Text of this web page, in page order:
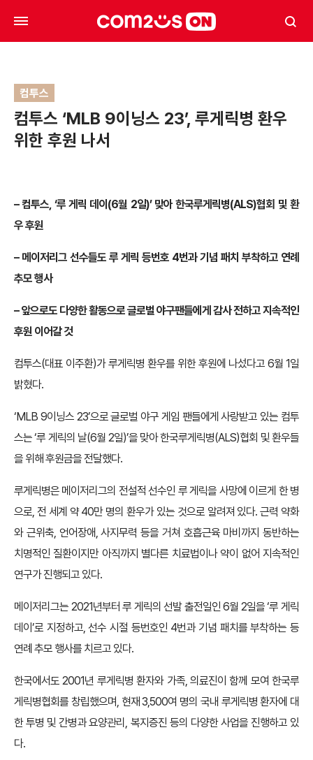
컴투스
컴투스 ‘MLB 9이닝스 23’, 루게릭병 환우
위한 후원 나서
– 컴투스, ‘루 게릭 데이(6월 2일)’ 맞아 한국루게릭병(ALS)협회 및 환
우 후원
– 메이저리그 선수들도 루 게릭 등번호 4번과 기념 패치 부착하고 연례
추모 행사
– 앞으로도 다양한 활동으로 글로벌 야구팬들에게 감사 전하고 지속적인
후원 이어갈 것
컴투스(대표 이주환)가 루게릭병 환우를 위한 후원에 나섰다고 6월 1일
밝혔다.
‘MLB 9이닝스 23’으로 글로벌 야구 게임 팬들에게 사랑받고 있는 컴투
스는 ‘루 게릭의 날(6월 2일)’을 맞아 한국루게릭병(ALS)협회 및 환우들
을 위해 후원금을 전달했다.
루게릭병은 메이저리그의 전설적 선수인 루 게릭을 사망에 이르게 한 병
으로, 전 세계 약 40만 명의 환우가 있는 것으로 알려져 있다. 근력 약화
와 근위축, 언어장애, 사지무력 등을 거쳐 호흡근육 마비까지 동반하는
치명적인 질환이지만 아직까지 별다른 치료법이나 약이 없어 지속적인
연구가 진행되고 있다.
메이저리그는 2021년부터 루 게릭의 선발 출전일인 6월 2일을 ‘루 게릭
데이’로 지정하고, 선수 시절 등번호인 4번과 기념 패치를 부착하는 등
연례 추모 행사를 치르고 있다.
한국에서도 2001년 루게릭병 환자와 가족, 의료진이 함께 모여 한국루
게릭병협회를 창립했으며, 현재 3,500여 명의 국내 루게릭병 환자에 대
한 투병 및 간병과 요양관리, 복지증진 등의 다양한 사업을 진행하고 있
다.